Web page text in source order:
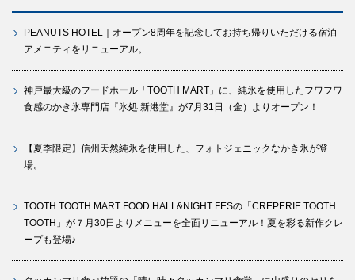
PEANUTS HOTEL｜オープン8周年を記念してお持ち帰りいただける宿泊
アメニティをリニューアル。
神戸最大級のフードホール「TOOTH MART」に、純氷を使用したフワフワ
食感のかき氷専門店『氷処 新港堂』が7月31日（金）よりオープン！
【夏季限定】信州天然純氷を使用した、フォトジェニックなかき氷が登
場。
TOOTH TOOTH MART FOOD HALL&NIGHT FESの「CREPERIE TOOTH
TOOTH」が７月30日よりメニューを全面リニューアル！夏を彩る新作クレ
ープも登場♪